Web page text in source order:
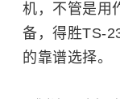
机，不管是用
备，得胜TS-
的靠谱选择。